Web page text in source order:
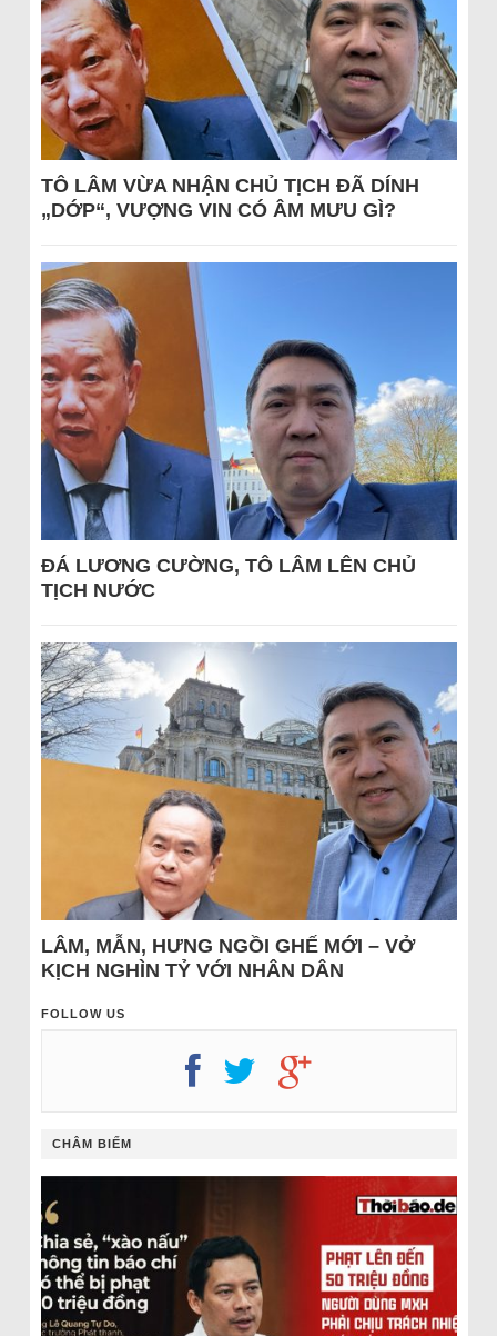
TÔ LÂM VỪA NHẬN CHỦ TỊCH ĐÃ DÍNH
„DỚP“, VƯỢNG VIN CÓ ÂM MƯU GÌ?
ĐÁ LƯƠNG CƯỜNG, TÔ LÂM LÊN CHỦ
TỊCH NƯỚC
LÂM, MẪN, HƯNG NGỒI GHẾ MỚI – VỞ
KỊCH NGHÌN TỶ VỚI NHÂN DÂN
FOLLOW US
CHÂM BIẾM